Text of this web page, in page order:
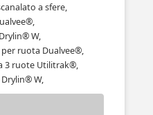
a sfere,
W,
per ruota Dualvee®,
3 ruote Utilitrak®,
W,
Utilitrak®,
Drylin® N,